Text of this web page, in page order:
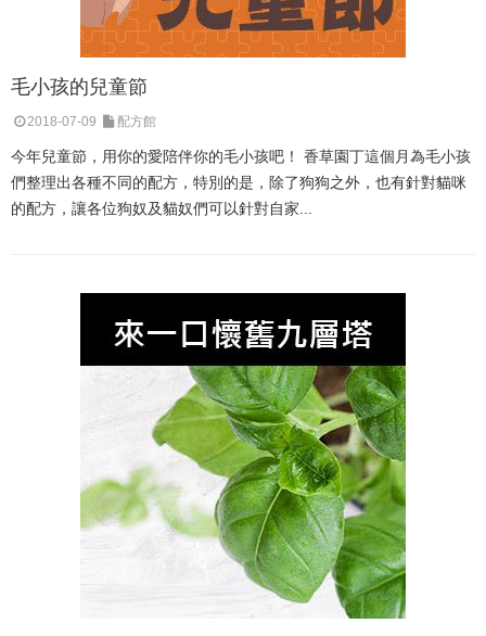
毛小孩的兒童節
2018-07-09 配方館
今年兒童節，用你的愛陪伴你的毛小孩吧！ 香草園丁這個月為毛小孩
們整理出各種不同的配方，特別的是，除了狗狗之外，也有針對貓咪
的配方，讓各位狗奴及貓奴們可以針對自家...